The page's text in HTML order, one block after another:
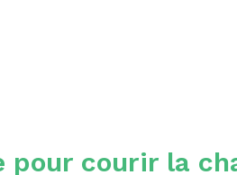
courir la